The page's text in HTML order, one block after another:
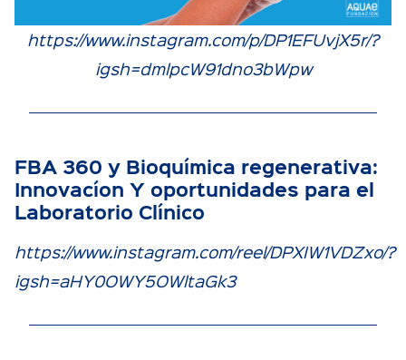
https://www.instagram.com/p/DP1EFUvjX5r/?
igsh=dmlpcW91dno3bWpw
FBA 360 y Bioquímica regenerativa:
Innovacíon Y oportunidades para el
Laboratorio Clínico
https://www.instagram.com/reel/DPXIW1VDZxo/?
igsh=aHY0OWY5OWltaGk3